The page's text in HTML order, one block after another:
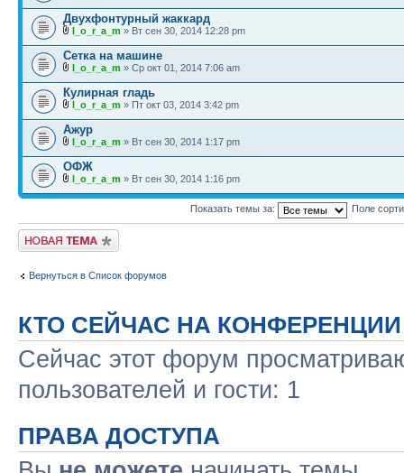
Двухфонтурный жаккард
l_o_r_a_m » Вт сен 30, 2014 12:28 pm
Сетка на машине
l_o_r_a_m » Ср окт 01, 2014 7:06 am
Кулирная гладь
l_o_r_a_m » Пт окт 03, 2014 3:42 pm
Ажур
l_o_r_a_m » Вт сен 30, 2014 1:17 pm
ОФЖ
l_o_r_a_m » Вт сен 30, 2014 1:16 pm
Показать темы за: Поле
Новая тема
Вернуться в Список форумов
КТО СЕЙЧАС НА КОНФЕРЕНЦИИ
Сейчас этот форум
пользователей и гости: 1
ПРАВА ДОСТУПА